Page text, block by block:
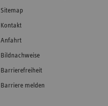
Sitemap
Kontakt
Anfahrt
Bildnachweise
Barrierefreiheit
Barriere melden